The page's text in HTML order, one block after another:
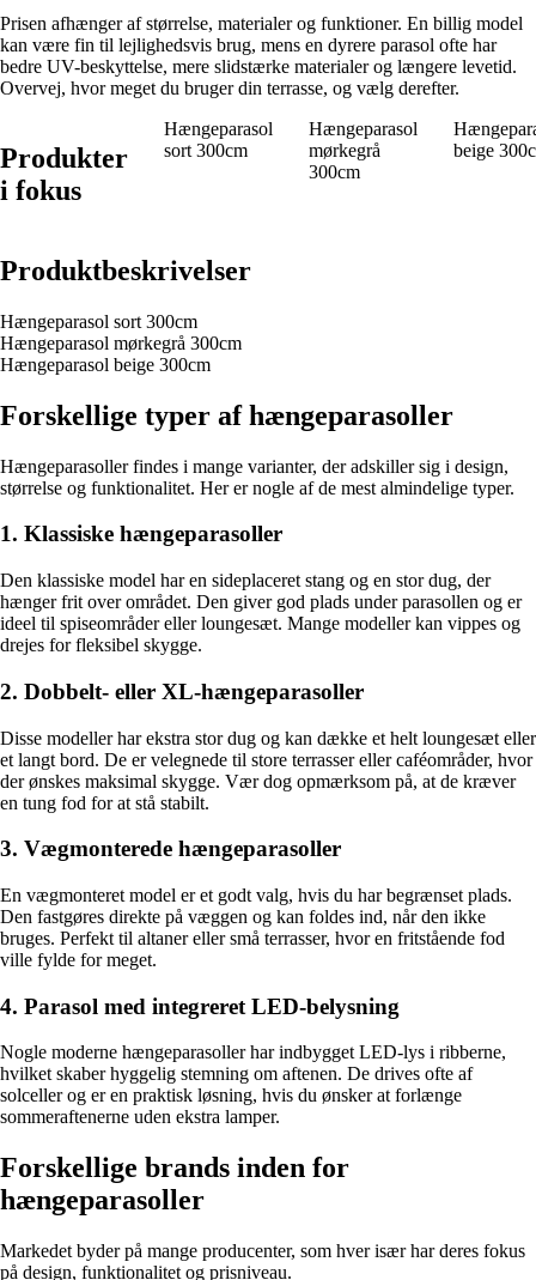
Prisen afhænger af størrelse, materialer og funktioner. En billig model
kan være fin til lejlighedsvis brug, mens en dyrere parasol ofte har
bedre UV-beskyttelse, mere slidstærke materialer og længere levetid.
Overvej, hvor meget du bruger din terrasse, og vælg derefter.
Produkter
i fokus
Hængeparasol
sort 300cm
Hængeparasol
mørkegrå
300cm
beige
Produktbeskrivelser
Hængeparasol sort 300cm
Hængeparasol mørkegrå 300cm
Hængeparasol beige 300cm
Forskellige typer af hængeparasoller
Hængeparasoller findes i mange varianter, der adskiller sig i design,
størrelse og funktionalitet. Her er nogle af de mest almindelige typer.
1. Klassiske hængeparasoller
Den klassiske model har en sideplaceret stang og en stor dug, der
hænger frit over området. Den giver god plads under parasollen og er
ideel til spiseområder eller loungesæt. Mange modeller kan vippes og
drejes for fleksibel skygge.
2. Dobbelt- eller XL-hængeparasoller
Disse modeller har ekstra stor dug og kan dække et helt loungesæt eller
et langt bord. De er velegnede til store terrasser eller caféområder, hvor
der ønskes maksimal skygge. Vær dog opmærksom på, at de kræver
en tung fod for at stå stabilt.
3. Vægmonterede hængeparasoller
En vægmonteret model er et godt valg, hvis du har begrænset plads.
Den fastgøres direkte på væggen og kan foldes ind, når den ikke
bruges. Perfekt til altaner eller små terrasser, hvor en fritstående fod
ville fylde for meget.
4. Parasol med integreret LED-belysning
Nogle moderne hængeparasoller har indbygget LED-lys i ribberne,
hvilket skaber hyggelig stemning om aftenen. De drives ofte af
solceller og er en praktisk løsning, hvis du ønsker at forlænge
sommeraftenerne uden ekstra lamper.
Forskellige brands inden for
hængeparasoller
Markedet byder på mange producenter, som hver især har deres fokus
på design, funktionalitet og prisniveau.